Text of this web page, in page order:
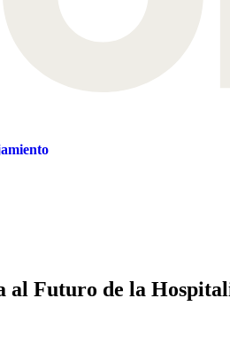
en una de las plataformas más